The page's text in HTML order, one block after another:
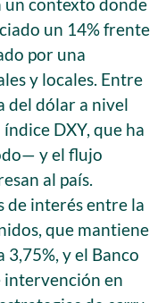
un 14% frente
por una
y locales. Entre
del dólar a nivel
DXY, que ha
y el flujo
al país.
de interés entre la
que mantiene
3,75%, y el Banco
intervención en